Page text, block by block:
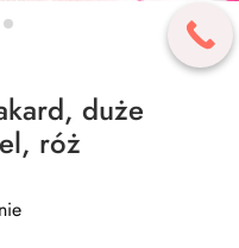
duże
róż